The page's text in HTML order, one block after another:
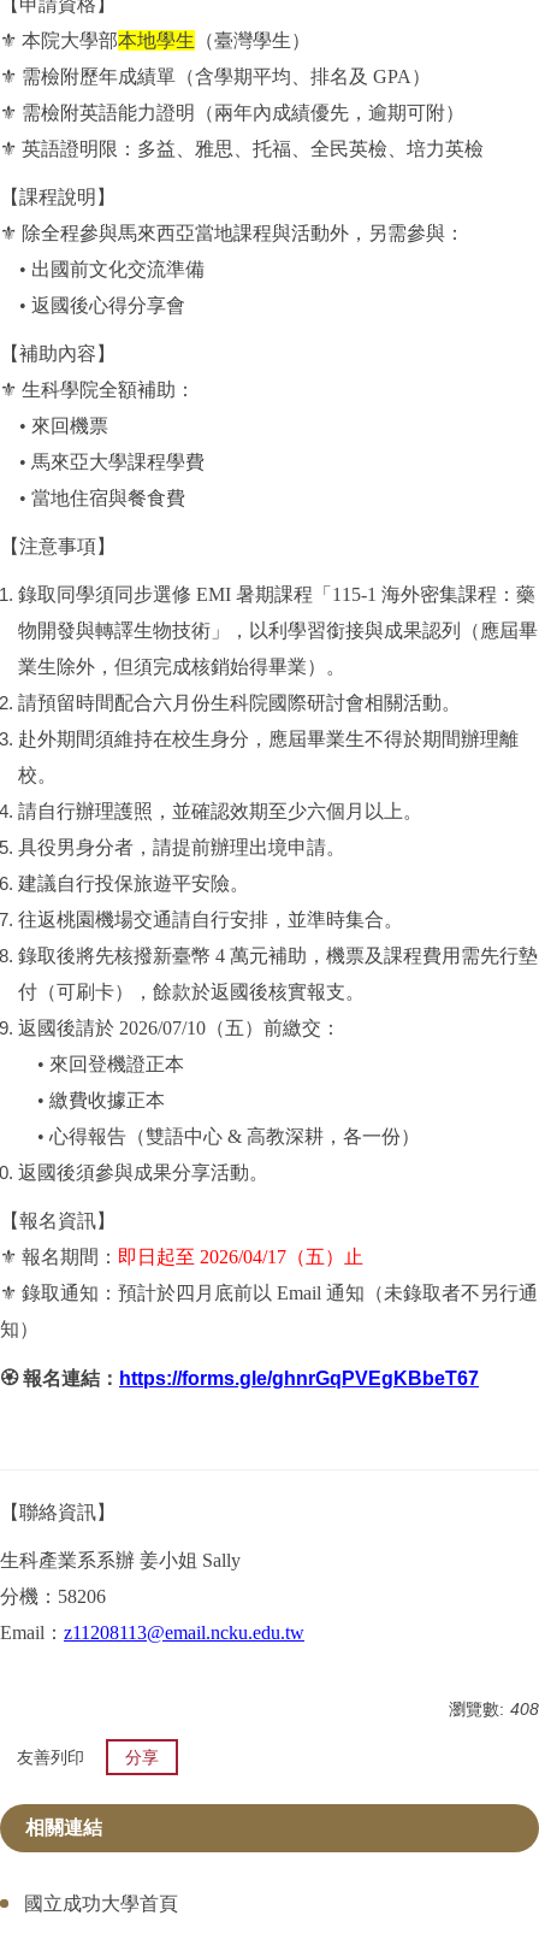
⚜ 本院大學部本地學生 （臺灣學生）
⚜ 需檢附歷年成績單（含學期平均、排名及 GPA）
⚜ 需檢附英語能力證明（兩年內成績優先，逾期可附）
⚜ 英語證明限：多益、雅思、托福、全民英檢、培力英檢
【課程說明】
⚜ 除全程參與馬來西亞當地課程與活動外，另需參與：
• 出國前文化交流準備
• 返國後心得分享會
【補助內容】
⚜ 生科學院全額補助：
• 來回機票
• 馬來亞大學課程學費
• 當地住宿與餐食費
【注意事項】
錄取同學須同步選修 EMI 暑期課程「115-1 海外密集課程：藥
物開發與轉譯生物技術」，以利學習銜接與成果認列（應屆畢
業生除外，但須完成核銷始得畢業）。
請預留時間配合六月份生科院國際研討會相關活動。
赴外期間須維持在校生身分，應屆畢業生不得於期間辦理離
校。
請自行辦理護照，並確認效期至少六個月以上。
具役男身分者，請提前辦理出境申請。
建議自行投保旅遊平安險。
往返桃園機場交通請自行安排，並準時集合。
錄取後將先核撥新臺幣 4 萬元補助，機票及課程費用需先行墊
付（可刷卡），餘款於返國後核實報支。
返國後請於 2026/07/10（五）前繳交：
• 來回登機證正本
• 繳費收據正本
• 心得報告（雙語中心 & 高教深耕，各一份）
返國後須參與成果分享活動。
【報名資訊】
⚜ 報名期間： 即日起至 2026/04/17（五）止
⚜ 錄取通知：預計於四月底前以 Email 通知（未錄取者不另行通
知）
🏵️報名連結： https://forms.gle/ghnrGqPVEgKBbeT67
【聯絡資訊】
生科產業系系辦 姜小姐 Sally
分機：58206
Email： z11208113@email.ncku.edu.tw
瀏覽數: 408
友善列印 分享
相關連結
國立成功大學首頁